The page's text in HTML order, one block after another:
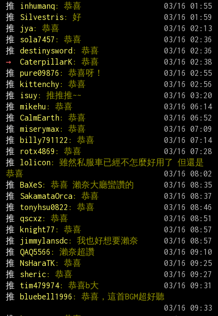
推
inhumanq: 恭喜
推
Silvestris : 好
推
jya: 恭喜
推
sola7457 : 恭喜
推
destinysword : 恭喜
→
CaterpillarK : 恭喜
推
pure09876 : 恭喜呀！
推
kittenchy : 恭喜
推
isuy : 推推推~~
推
mikehu : 恭喜
推
CalmEarth: 恭喜
推
miserymax : 恭喜
推
billy791122 : 恭喜
推
rotx4869 : 恭喜
推
lolicon: 雖然私服車已經不怎麼好用了 但還是
恭喜
推
BaXeS: 恭喜 瀨奈大廳蠻讚的
推
SakamataOrca: 恭喜
推
tonyhsu0822 : 恭喜
推
qscxz : 恭喜
推
knight77 : 恭喜
推
jimmylansdc : 我也好想要瀨奈
推
QAQ5566 : 瀨奈超讚
推
NsHaraTK : 恭喜
推
sheric : 恭喜
推
tim479974: 恭喜b大
推
bluebell1996 : 恭喜，這首BGM超好聽